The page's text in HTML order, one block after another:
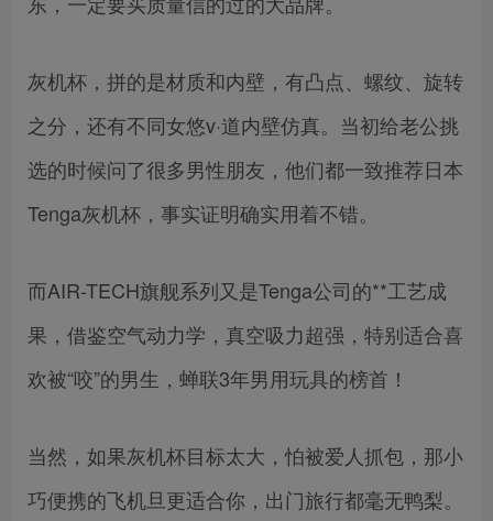
灰机杯，拼的是材质和内壁，有凸点、螺纹、旋转
之分，还有不同女悠v·道内壁仿真。当初给老公挑
选的时候问了很多男性朋友，他们都一致推荐日本
Tenga灰机杯，事实证明确实用着不错。
而AIR-TECH旗舰系列又是Tenga公司的**工艺成
果，借鉴空气动力学，真空吸力超强，特别适合喜
欢被“咬”的男生，蝉联3年男用玩具的榜首！
当然，如果灰机杯目标太大，怕被爱人抓包，那小
巧便携的飞机旦更适合你，出门旅行都毫无鸭梨。